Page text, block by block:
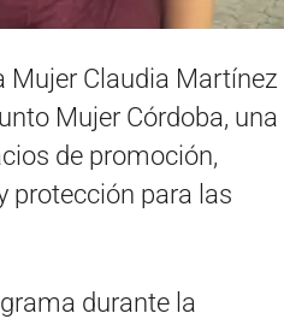
Mujer Claudia Martínez
Mujer Córdoba, una
de promoción,
protección para las
durante la